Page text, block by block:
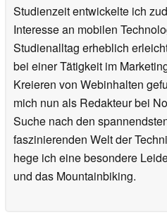
Studienzeit entwickelte ich
Interesse an mobilen
Studienalltag erheblich
bei einer Tätigkeit im
Kreieren von Webinhalten
mich nun als Redakteur bei
Suche nach den
faszinierenden Welt der
hege ich eine besondere
und das Mountainbiking.